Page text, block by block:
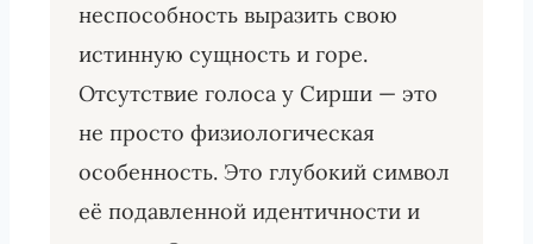
неспособность выразить свою
истинную сущность и горе.
Отсутствие голоса у Сирши — это
не просто физиологическая
особенность. Это глубокий символ
её подавленной идентичности и